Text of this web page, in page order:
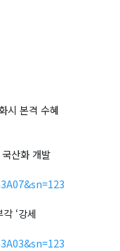
시 본격 수혜
산화 개발
‘강세